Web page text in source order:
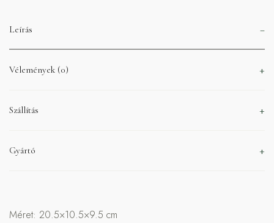
Leírás
Vélemények (0)
Szállítás
Gyártó
Méret: 20.5×10.5×9.5 cm